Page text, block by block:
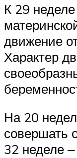
К 29
движение
Характер
На 20
совершать
32 неделе